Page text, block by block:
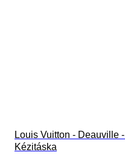
Louis Vuitton - Deauville -
Kézitáska